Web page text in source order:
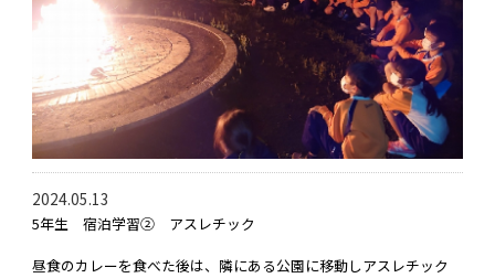
2024.05.13
5年生 宿泊学習② アスレチック
昼食のカレーを食べた後は、隣にある公園に移動しアスレチック